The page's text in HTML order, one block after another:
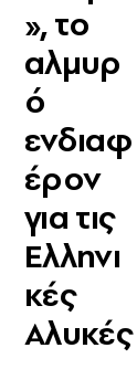
», το
αλμυρ
ό
ενδιαφ
έρον
για τις
Ελληνι
κές
Αλυκές